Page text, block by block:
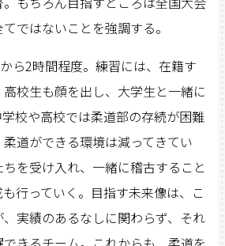
ではないことを強調する。
ら2時間程度。練習には、在籍す
校生も顔を出し、大学生と一緒に
校や高校では柔道部の存続が困難
道ができる環境は減ってきてい
を受け入れ、一緒に稽古すること
行っていく。目指す未来像は、こ
実績のあるなしに関わらず、それ